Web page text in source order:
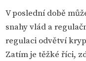
V poslední době
snahy vlád a
regulaci odvětví
Zatím je těžké říci,